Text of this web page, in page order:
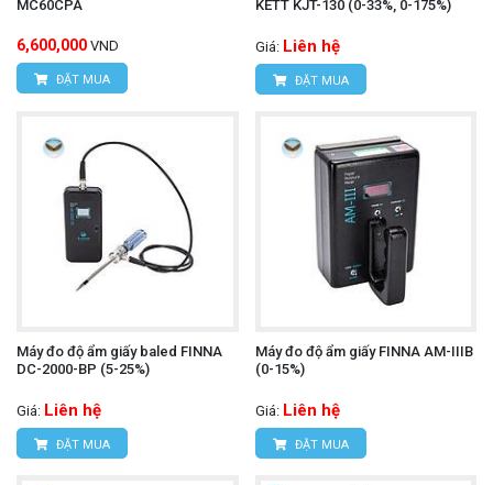
MC60CPA
6,600,000 VND
ĐẶT MUA
KETT KJT-130 (0-33%, 0-175%)
Giá: Liên hệ
ĐẶT MUA
Máy đo độ ẩm giấy baled FINNA
DC-2000-BP (5-25%)
Giá: Liên hệ
ĐẶT MUA
Máy đo độ ẩm giấy FINNA AM-IIIB
(0-15%)
Giá: Liên hệ
ĐẶT MUA